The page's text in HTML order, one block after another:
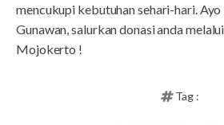
mencukupi kebutuhan sehari-hari.
Gunawan, salurkan donasi anda
Mojokerto !
Tag :